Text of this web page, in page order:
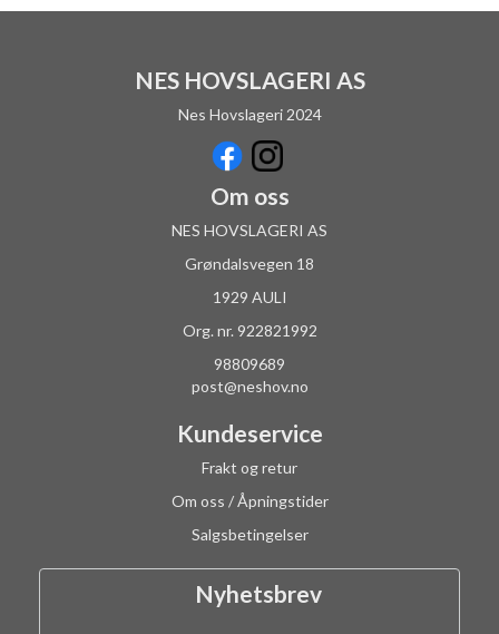
NES HOVSLAGERI AS
Nes Hovslageri 2024
Om oss
NES HOVSLAGERI AS
Grøndalsvegen 18
1929 AULI
Org. nr. 922821992
98809689
post@neshov.no
Kundeservice
Frakt og retur
Om oss / Åpningstider
Salgsbetingelser
Nyhetsbrev